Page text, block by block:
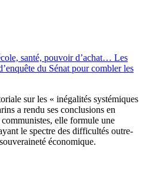
santé, pouvoir d’achat… Les
du Sénat pour combler les
sur les « inégalités systémiques
a rendu ses conclusions en
elle formule une
le spectre des difficultés outre-
économique.